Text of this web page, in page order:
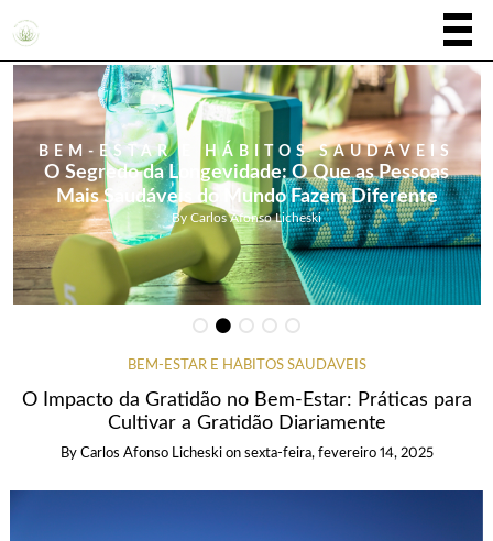
BEM-ESTAR E HÁBITOS SAUDÁVEIS
O Segredo da Longevidade: O Que as Pessoas
Mais Saudáveis do Mundo Fazem Diferente
ByCarlos Afonso Licheski
BEM-ESTAR E HÁBITOS SAUDÁVEIS
O Impacto da Gratidão no Bem-Estar: Práticas para
Cultivar a Gratidão Diariamente
By Carlos Afonso Licheski on sexta-feira, fevereiro 14, 2025